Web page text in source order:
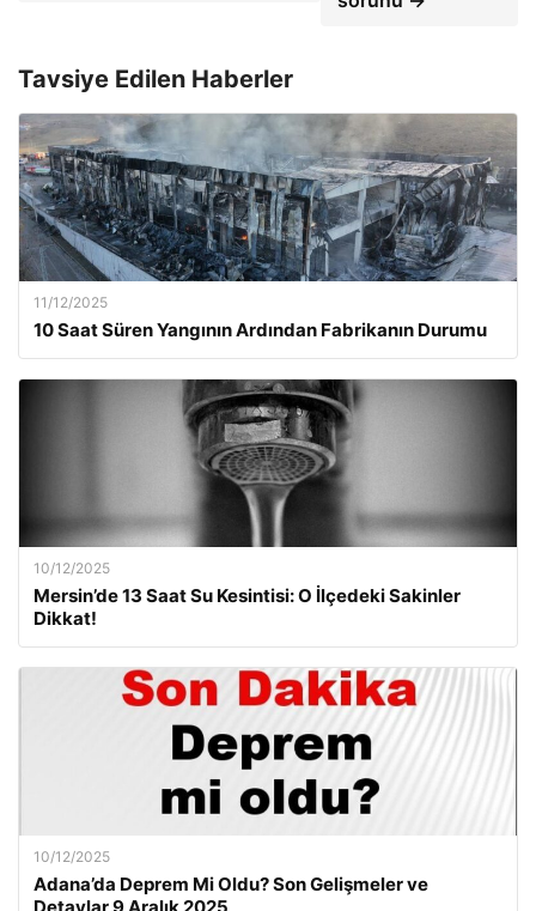
Tavsiye Edilen Haberler
11/12/2025
10 Saat Süren Yangının Ardından Fabrikanın Durumu
10/12/2025
Mersin’de 13 Saat Su Kesintisi: O İlçedeki Sakinler
Dikkat!
10/12/2025
Adana’da Deprem Mi Oldu? Son Gelişmeler ve
Detaylar 9 Aralık 2025